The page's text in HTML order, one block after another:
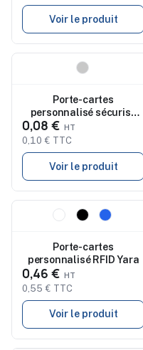
Voir le produit
Porte-cartes
personnalisé sécurisé
Blakbal
0,08 €
0,10 € TTC
Voir le produit
Nouveau
Porte-cartes
personnalisé RFID Yara
0,46 €
0,55 € TTC
Voir le produit